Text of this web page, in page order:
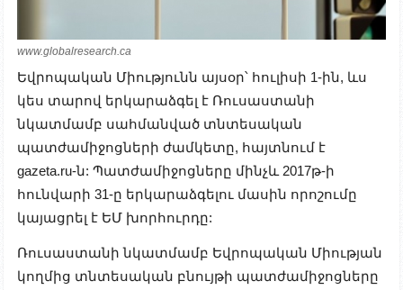
www.globalresearch.ca
Եվրոպական Միությունն այսօր՝ հուլիսի 1-ին, ևս
կես տարով երկարաձգել է Ռուսաստանի
նկատմամբ սահմանված տնտեսական
պատժամիջոցների ժամկետը, հայտնում է
gazeta.ru-ն: Պատժամիջոցները մինչև 2017թ-ի
հունվարի 31-ը երկարաձգելու մասին որոշումը
կայացրել է ԵՄ խորհուրդը:
Ռուսաստանի նկատմամբ Եվրոպական Միության
կողմից տնտեսական բնույթի պատժամիջոցները